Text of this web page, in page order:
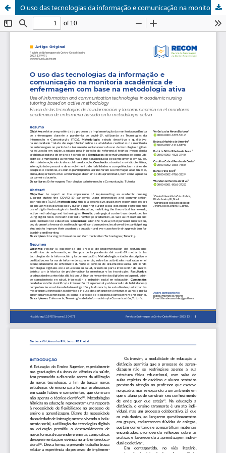
O uso das tecnologias da informação e comunicação na monitoria acadêmica de enfermagem com base na metodologia ativa